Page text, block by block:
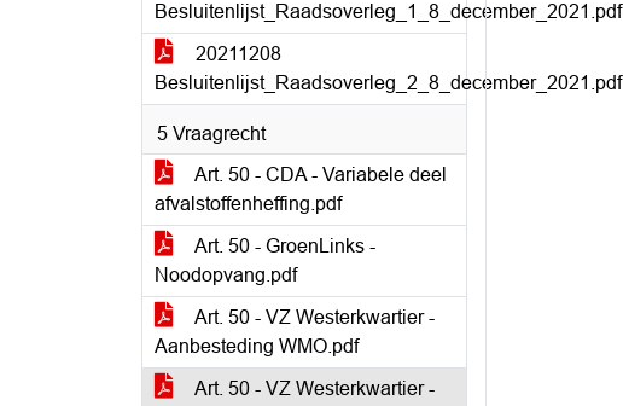
Besluitenlijst_Raadsoverleg_1_8_december_2021.pdf
20211208
Besluitenlijst_Raadsoverleg_2_8_december_2021.pdf
5 Vraagrecht
Art. 50 - CDA - Variabele deel
afvalstoffenheffing.pdf
Art. 50 - GroenLinks -
Noodopvang.pdf
Art. 50 - VZ Westerkwartier -
Aanbesteding WMO.pdf
Art. 50 - VZ Westerkwartier -